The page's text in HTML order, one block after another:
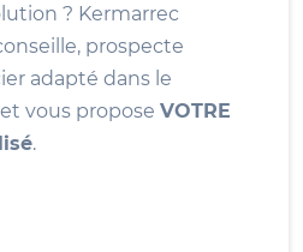
? Kermarrec
prospecte
adapté dans le
vous propose VOTRE
.